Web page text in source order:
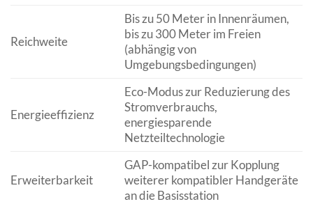
Reichweite
Bis zu 50 Meter in Innenräumen,
bis zu 300 Meter im Freien
(abhängig von
Umgebungsbedingungen)
Energieeffizienz
Eco-Modus zur Reduzierung des
Stromverbrauchs,
energiesparende
Netzteiltechnologie
Erweiterbarkeit
GAP-kompatibel zur Kopplung
weiterer kompatibler Handgeräte
an die Basisstation